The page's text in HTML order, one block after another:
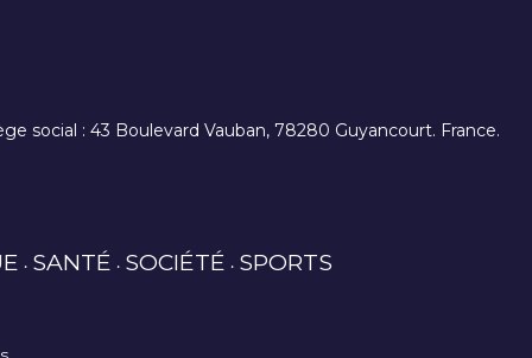
social : 43 Boulevard Vauban, 78280 Guyancourt. France.
SANTÉ SOCIÉTÉ SPORTS